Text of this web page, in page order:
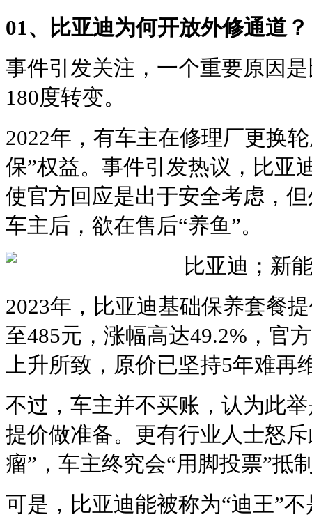
01、比亚迪为何开放外修通道？
事件引发关注，一个重要原因
180度转变。
2022年，有车主在修理厂更换
保”权益。事件引发热议，比亚
使官方回应是出于安全考虑，
车主后，欲在售后“养鱼”。
2023年，比亚迪基础保养套餐
至485元，涨幅高达49.2%，官
上升所致，原价已坚持5年难再
不过，车主并不买账，认为此
提价做准备。更有行业人士怒
瘤”，车主终究会“用脚投票”抵
可是，比亚迪能被称为“迪王”